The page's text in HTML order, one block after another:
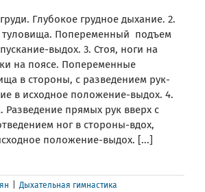
Глубокое грудное дыхание. 2.
туловища. Попеременный подъем
выдох. 3. Стоя, ноги на
на поясе. Попеременные
в стороны, с разведением рук-
в исходное положение-выдох. 4.
Разведение прямых рук вверх с
ног в стороны-вдох,
положение-выдох. [...]
Дыхательная гимнастика